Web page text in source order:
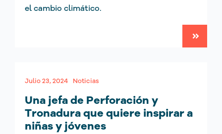
el cambio climático.
Julio 23, 2024 Noticias
Una jefa de Perforación y
Tronadura que quiere inspirar a
niñas y jóvenes